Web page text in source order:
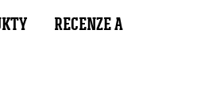
RECENZE A